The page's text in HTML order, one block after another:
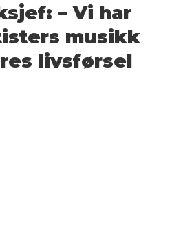
– Vi har
musikk
livsførsel